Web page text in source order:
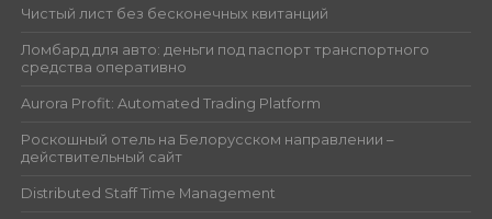
Чистый лист без бесконечных квитанций
Ломбард для авто: деньги под паспорт транспортного
средства оперативно
Aurora Profit: Automated Trading Platform
Роскошный отель на Белорусском направлении –
действительный сайт
Distributed Staff Time Management